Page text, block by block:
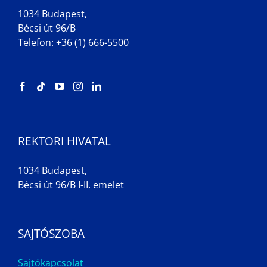
1034 Budapest,
Bécsi út 96/B
Telefon: +36 (1) 666-5500
REKTORI HIVATAL
1034 Budapest,
Bécsi út 96/B I-II. emelet
SAJTÓSZOBA
Sajtókapcsolat